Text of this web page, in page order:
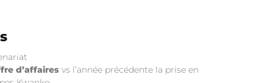
d’affaires vs l’année précédente la prise en